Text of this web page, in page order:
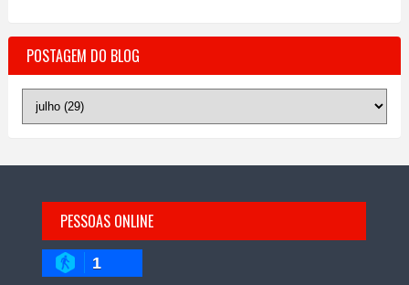
POSTAGEM DO BLOG
PESSOAS ONLINE
1